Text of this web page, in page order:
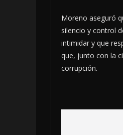
Moreno aseguró
silencio y control
intimidar y que
que, junto con la
corrupción.